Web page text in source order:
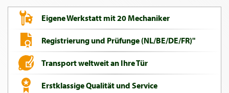
Eigene Werkstatt mit 20 Mechaniker
Registrierung und Prüfunge (NL/BE/DE/FR)"
Transport weltweit an Ihre Tür
Erstklassige Qualität und Service